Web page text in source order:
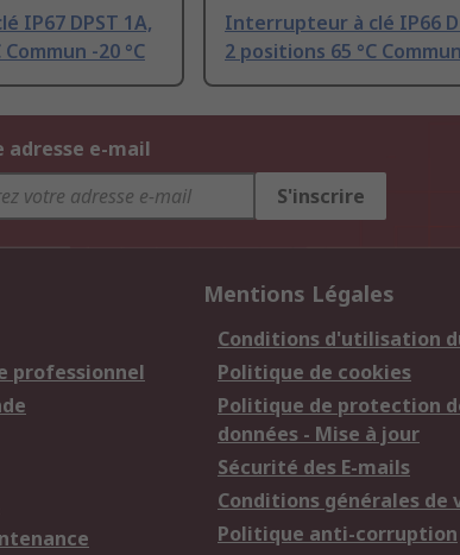
IP67 DPST 1A,
-20 °C
Interrupteur à clé IP66
2 positions 65 °C
adresse e-mail
S'inscrire
professionnel
Mentions Légales
Conditions d'utilisation
Politique de cookies
Politique de protection
données - Mise à jour
Sécurité des E-mails
Conditions générales de
Politique anti-corruption